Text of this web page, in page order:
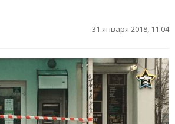
31 января 2018, 11:04